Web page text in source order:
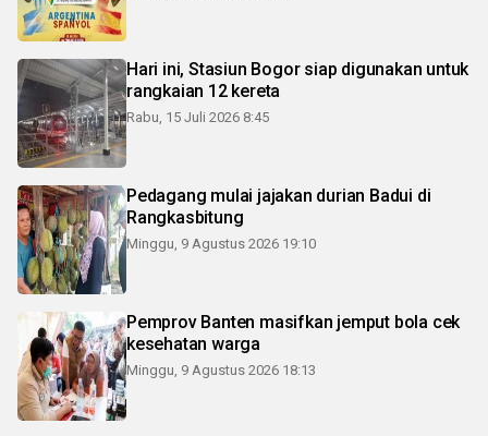
Hari ini, Stasiun Bogor siap digunakan untuk
rangkaian 12 kereta
Rabu, 15 Juli 2026 8:45
Pedagang mulai jajakan durian Badui di
Rangkasbitung
Minggu, 9 Agustus 2026 19:10
Pemprov Banten masifkan jemput bola cek
kesehatan warga
Minggu, 9 Agustus 2026 18:13